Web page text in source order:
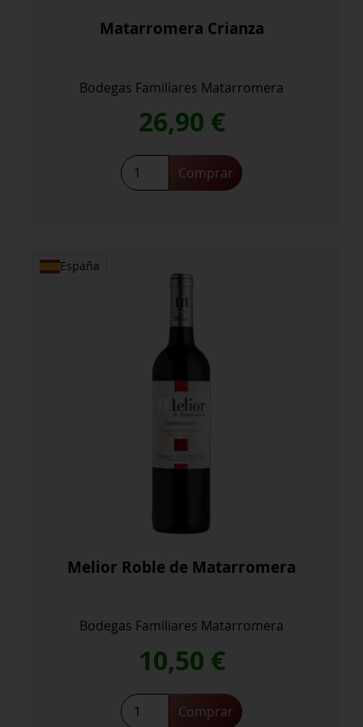
Matarromera Crianza
Bodegas Familiares Matarromera
26,90 €
Matarromera
Crianza
Comprar
España
Melior Roble de Matarromera
Bodegas Familiares Matarromera
10,50 €
Melior
Roble
Comprar